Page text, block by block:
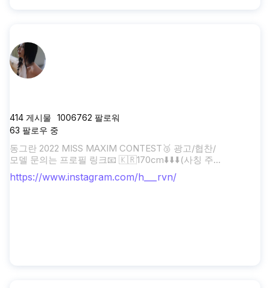
414 게시물 1006762 팔로워
63 팔로우 중
동그란 2022 MISS MAXIM CONTEST🥉 광고/협찬/
모델 문의는 프로필 링크📧 🇰🇷170cm⬇️⬇️⬇️(사칭 주
의)
https://www.instagram.com/h___rvn/